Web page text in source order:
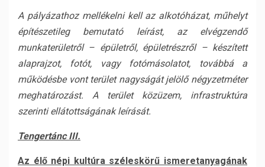
A pályázathoz mellékelni kell az alkotóházat, műhelyt
építészetileg bemutató leírást, az elvégzendő
munkaterületről – épületről, épületrészről – készített
alaprajzot, fotót, vagy fotómásolatot, továbbá a
működésbe vont terület nagyságát jelölő négyzetméter
meghatározást. A terület közüzem, infrastruktúra
szerinti ellátottságának leírását.
Tengertánc III.
Az élő népi kultúra széleskörű ismeretanyagának